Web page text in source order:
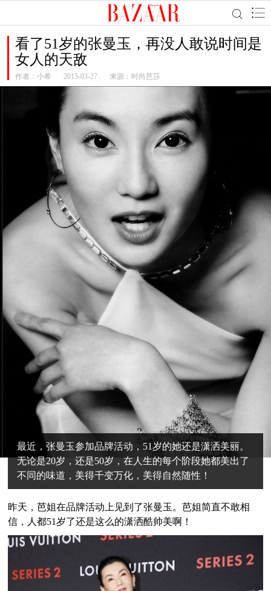
看了51岁的张曼玉，再没人敢说时间是
女人的天敌
作者： 小希 2015-03-27 来源：时尚芭莎
最近，张曼玉参加品牌活动，51岁的她还是潇洒美丽。
无论是20岁，还是50岁，在人生的每个阶段她都美出了
不同的味道，美得千变万化，美得自然随性！
昨天，芭姐在品牌活动上见到了张曼玉。芭姐简直不敢相
信，人都51岁了还是这么的潇洒酷帅美啊！